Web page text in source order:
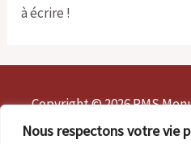
Nous respectons votre vie
à écrire !
Copyright © 2026 PMS
contact@pms-